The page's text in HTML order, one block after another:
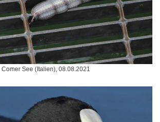
Comer See (Italien), 08.08.2021